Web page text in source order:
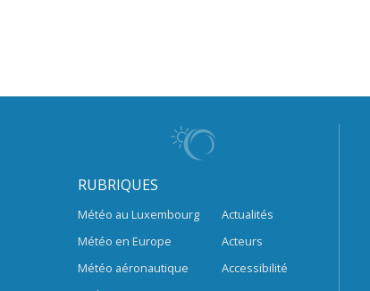
RUBRIQUES
Météo au Luxembourg
Météo en Europe
Météo aéronautique
Actualités
Acteurs
Accessibilité